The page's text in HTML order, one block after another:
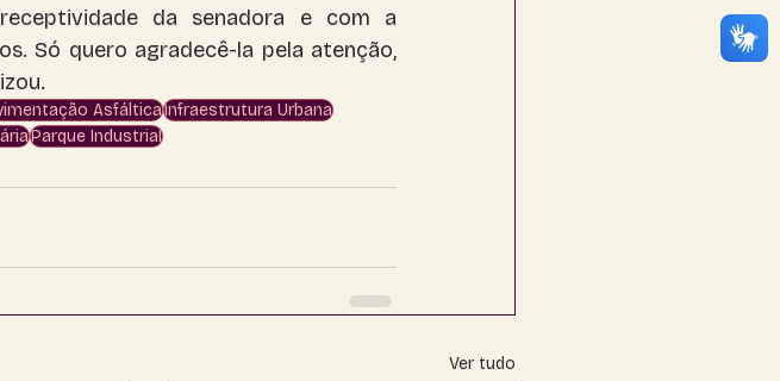
da senadora e com a
Só quero agradecê-la pela atenção,
AsfálticaInfraestrutura Urbana
Parque Industrial
Ver tudo